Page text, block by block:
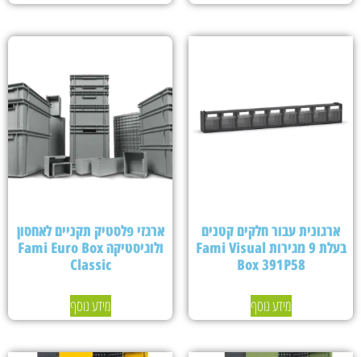
ארגונית עבור חלקים קטנים
בעלת 9 מגירות Fami Visual
Box 391P58
מידע נוסף
ארגזי פלסטיק תקניים לאחסון
ולוגיסטיקה Fami Euro Box
Classic
מידע נוסף